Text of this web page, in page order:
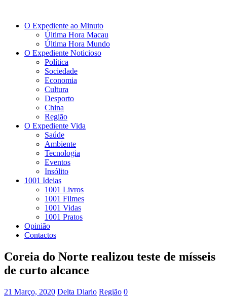
O Expediente ao Minuto
Última Hora Macau
Última Hora Mundo
O Expediente Noticioso
Política
Sociedade
Economia
Cultura
Desporto
China
Região
O Expediente Vida
Saúde
Ambiente
Tecnologia
Eventos
Insólito
1001 Ideias
1001 Livros
1001 Filmes
1001 Vidas
1001 Pratos
Opinião
Contactos
Coreia do Norte realizou teste de mísseis
de curto alcance
21 Março, 2020 Delta Diario Região 0